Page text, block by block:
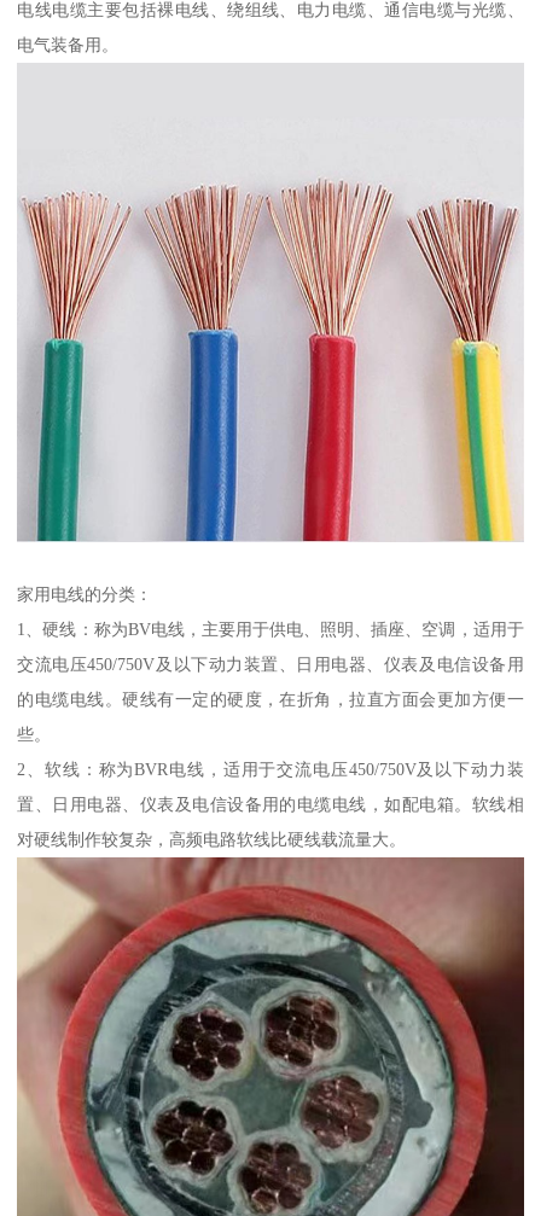
电线电缆主要包括裸电线、绕组线、电力电缆、通信电缆与光缆、
电气装备用。
家用电线的分类：
1、硬线：称为BV电线，主要用于供电、照明、插座、空调，适用于
交流电压450/750V及以下动力装置、日用电器、仪表及电信设备用
的电缆电线。硬线有一定的硬度，在折角，拉直方面会更加方便一
些。
2、软线：称为BVR电线，适用于交流电压450/750V及以下动力装
置、日用电器、仪表及电信设备用的电缆电线，如配电箱。软线相
对硬线制作较复杂，高频电路软线比硬线载流量大。